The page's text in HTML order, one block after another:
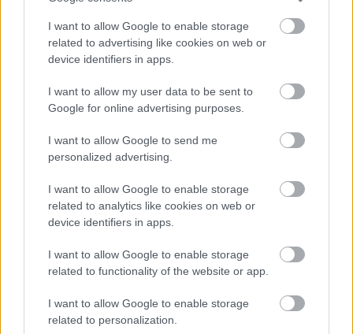
I want to allow Google to enable storage
related to advertising like cookies on web or
device identifiers in apps.
I want to allow my user data to be sent to
Google for online advertising purposes.
I want to allow Google to send me
personalized advertising.
I want to allow Google to enable storage
related to analytics like cookies on web or
device identifiers in apps.
I want to allow Google to enable storage
related to functionality of the website or app.
I want to allow Google to enable storage
related to personalization.
Wikipedia internetes lexikonban. Levetítették
többi között SS-egységeknek, mielőtt zsidók
elleni bevetésre indították volna őket,
koncentrációs táborok őreinek és olyan
területeken élő lakosságnak, ahonnan
Főszerepe Joseph Süss Oppenheimer
regénye egy zsidó üzletemberről szól, aki
pénzügyi jártasságának és politikai
érzékének köszönhetően a württembergi
herceg vezető tanácsadója lesz és segít az
uralkodónak abban, hogy hatalmát,
Amikor azonban szeretett lánya az uralkodó
bírvágyának áldozatul esik, bosszút esküszik.